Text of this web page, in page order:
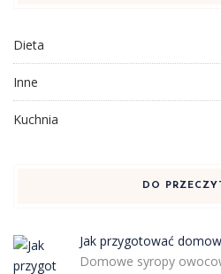
Dieta
Inne
Kuchnia
DO
Jak przygotować
Domowe syropy